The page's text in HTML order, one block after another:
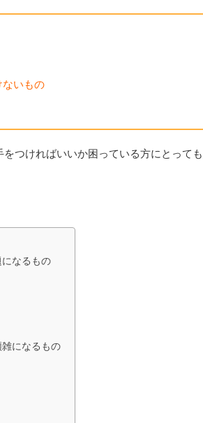
いもの
つければいいか困っている方にとって
なるもの
になるもの